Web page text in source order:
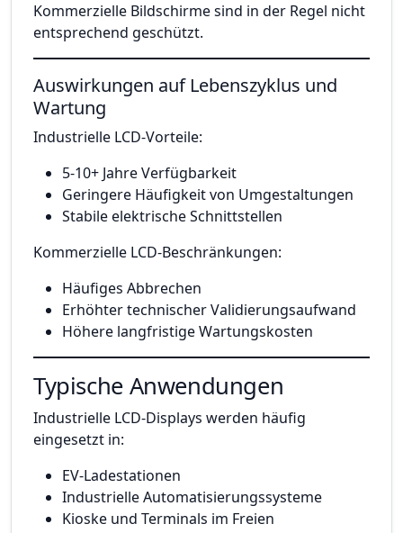
Kommerzielle Bildschirme sind in der Regel nicht
entsprechend geschützt.
Auswirkungen auf Lebenszyklus und
Wartung
Industrielle LCD-Vorteile:
5-10+ Jahre Verfügbarkeit
Geringere Häufigkeit von Umgestaltungen
Stabile elektrische Schnittstellen
Kommerzielle LCD-Beschränkungen:
Häufiges Abbrechen
Erhöhter technischer Validierungsaufwand
Höhere langfristige Wartungskosten
Typische Anwendungen
Industrielle LCD-Displays werden häufig
eingesetzt in:
EV-Ladestationen
Industrielle Automatisierungssysteme
Kioske und Terminals im Freien